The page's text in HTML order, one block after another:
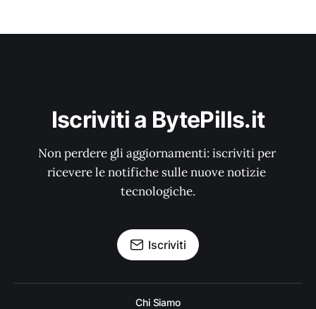
Iscriviti a BytePills.it
Non perdere gli aggiornamenti: iscriviti per
ricevere le notifiche sulle nuove notizie
tecnologiche.
Iscriviti
Chi Siamo